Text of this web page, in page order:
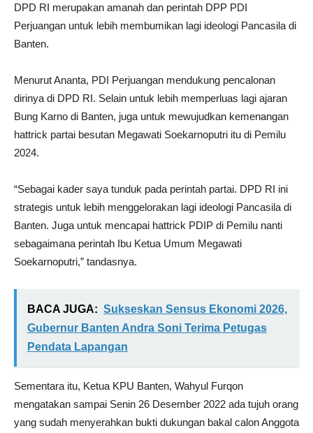
DPD RI merupakan amanah dan perintah DPP PDI
Perjuangan untuk lebih membumikan lagi ideologi Pancasila di
Banten.
Menurut Ananta, PDI Perjuangan mendukung pencalonan
dirinya di DPD RI. Selain untuk lebih memperluas lagi ajaran
Bung Karno di Banten, juga untuk mewujudkan kemenangan
hattrick partai besutan Megawati Soekarnoputri itu di Pemilu
2024.
“Sebagai kader saya tunduk pada perintah partai. DPD RI ini
strategis untuk lebih menggelorakan lagi ideologi Pancasila di
Banten. Juga untuk mencapai hattrick PDIP di Pemilu nanti
sebagaimana perintah Ibu Ketua Umum Megawati
Soekarnoputri,” tandasnya.
BACA JUGA: Sukseskan Sensus Ekonomi 2026,
Gubernur Banten Andra Soni Terima Petugas
Pendata Lapangan
Sementara itu, Ketua KPU Banten, Wahyul Furqon
mengatakan sampai Senin 26 Desember 2022 ada tujuh orang
yang sudah menyerahkan bukti dukungan bakal calon Anggota